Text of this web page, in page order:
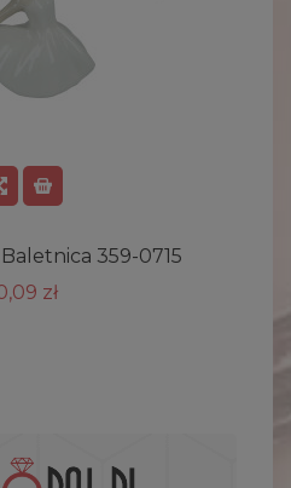
359-0715
zł